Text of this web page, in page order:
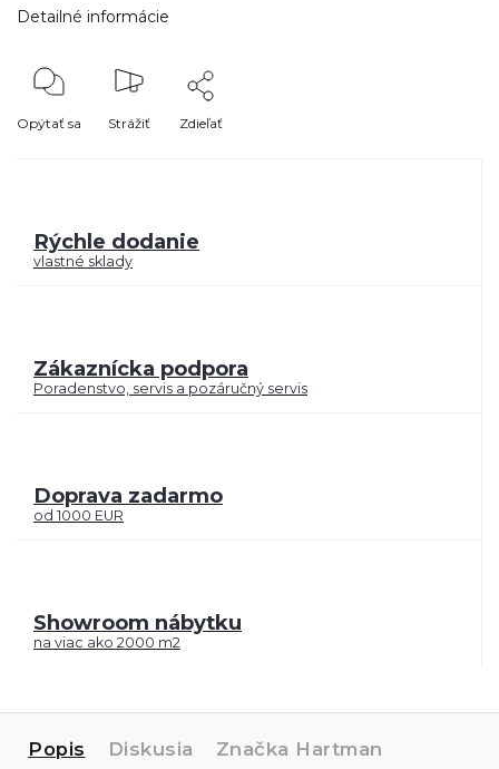
Detailné informácie
Opýtať sa Strážiť Zdieľať
Rýchle dodanie
vlastné sklady
Zákaznícka podpora
Poradenstvo, servis a pozáručný servis
Doprava zadarmo
od 1000 EUR
Showroom nábytku
na viac ako 2000 m2
Popis Diskusia Značka Hartman